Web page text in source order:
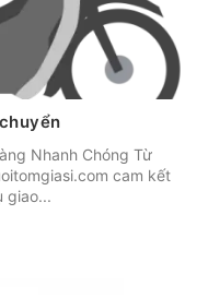
Nhanh Chóng Từ
cam kết
giao...